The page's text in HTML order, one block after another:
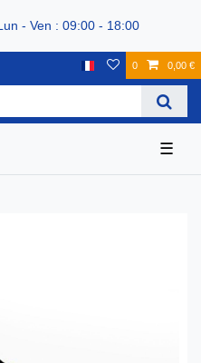
- Ven : 09:00 - 18:00
0 0,00 €
☰